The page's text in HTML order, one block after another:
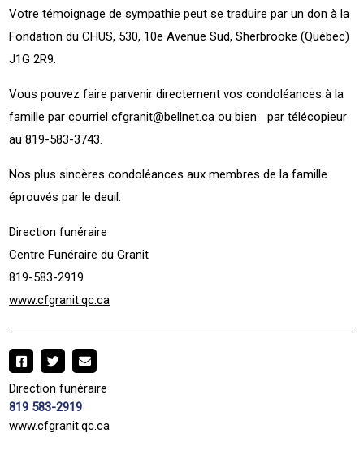
Votre témoignage de sympathie peut se traduire par un don à la
Fondation du CHUS, 530, 10e Avenue Sud, Sherbrooke (Québec)
J1G 2R9.
Vous pouvez faire parvenir directement vos condoléances à la
famille par courrielcfgranit@bellnet.ca ou bien par télécopieur
au 819-583-3743.
Nos plus sincères condoléances aux membres de la famille
éprouvés par le deuil.
Direction funéraire
Centre Funéraire du Granit
819-583-2919
www.cfgranit.qc.ca
Direction funéraire
819 583-2919
www.cfgranit.qc.ca